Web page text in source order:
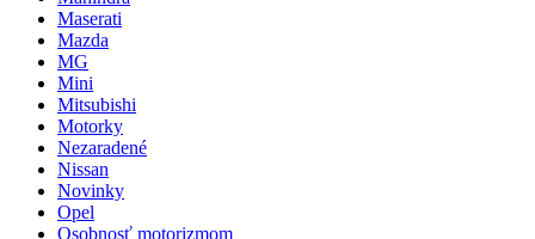
Maserati
Mazda
MG
Mini
Mitsubishi
Motorky
Nezaradené
Nissan
Novinky
Opel
Osobnosť motorizmom